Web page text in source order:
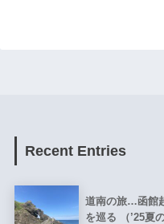
Recent Entries
道南の旅…函館
を巡る （’25夏